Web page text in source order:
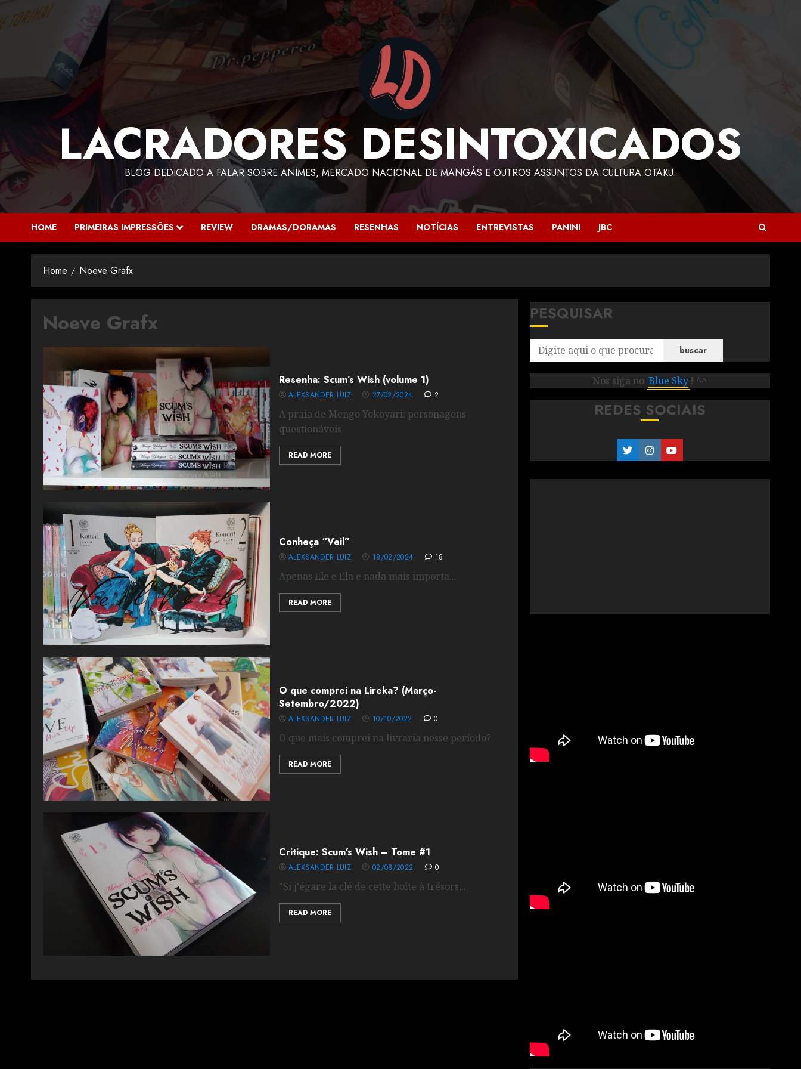
LACRADORES DESINTOXICADOS
BLOG DEDICADO A FALAR SOBRE ANIMES, MERCADO NACIONAL DE MANGÁS E OUTROS ASSUNTOS DA CULTURA OTAKU.
HOME PRIMEIRAS IMPRESSÕES REVIEW DRAMAS/DORAMAS RESENHAS NOTÍCIAS ENTREVISTAS PANINI JBC
Home Noeve Grafx
Noeve Grafx
Resenha: Scum’s Wish (volume 1)
ALEXSANDER LUIZ 27/02/2024 2
A praia de Mengo Yokoyari: personagens
questionáveis
READ MORE
Conheça “Veil”
ALEXSANDER LUIZ 18/02/2024 18
Apenas Ele e Ela e nada mais importa...
READ MORE
O que comprei na Lireka? (Março-
Setembro/2022)
ALEXSANDER LUIZ 10/10/2022 0
O que mais comprei na livraria nesse período?
READ MORE
Critique: Scum’s Wish – Tome #1
ALEXSANDER LUIZ 02/08/2022 0
"Si j'égare la clé de cette boîte à trésors,...
READ MORE
PESQUISAR
buscar
Nos siga no Blue Sky ! ^^
REDES SOCIAIS